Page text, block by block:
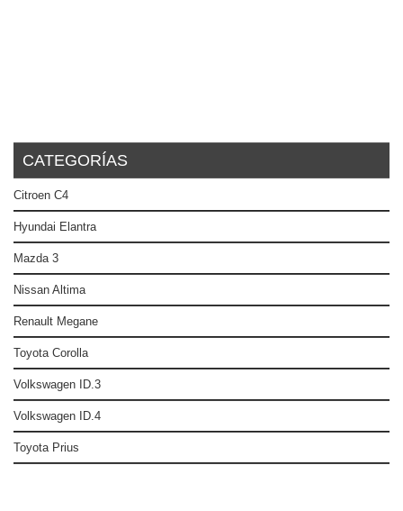
CATEGORÍAS
Citroen C4
Hyundai Elantra
Mazda 3
Nissan Altima
Renault Megane
Toyota Corolla
Volkswagen ID.3
Volkswagen ID.4
Toyota Prius